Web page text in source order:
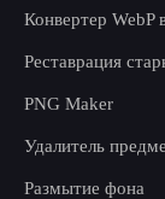
Конвертер WebP
Реставрация
PNG Maker
Удалитель
Размытие фона